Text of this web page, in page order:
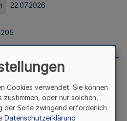
22.07.2026
205
Nr. 204 vom
Cookies verwendet. Sie können
oder nur solchen,
der Seite zwingend erforderlich
Datenschutzerklärung